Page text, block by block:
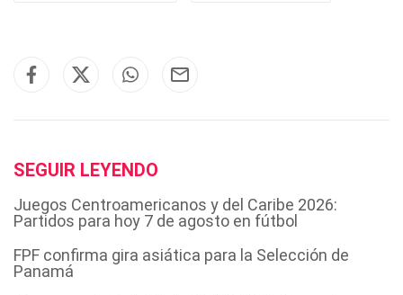
SEGUIR LEYENDO
Juegos Centroamericanos y del Caribe 2026:
Partidos para hoy 7 de agosto en fútbol
FPF confirma gira asiática para la Selección de
Panamá